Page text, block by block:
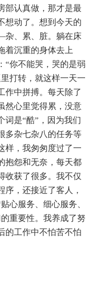
部认真做，那才是最
想动了。想到今天的
、累、脏。躺在床
着沉重的身体去上
“你不能哭，哭的是弱
打转，就这样一天一
作中拼搏。每天除了
然心里觉得累，没意
词是“酷”，因为我们
多杂七杂八的任务等
样，我匆匆度过了一
抱怨和无奈，每天都
收获了很多。我不仅
序，还接近了客人，
心服务、细心服务、
重要性。我养成了努
的工作中不怕苦不怕